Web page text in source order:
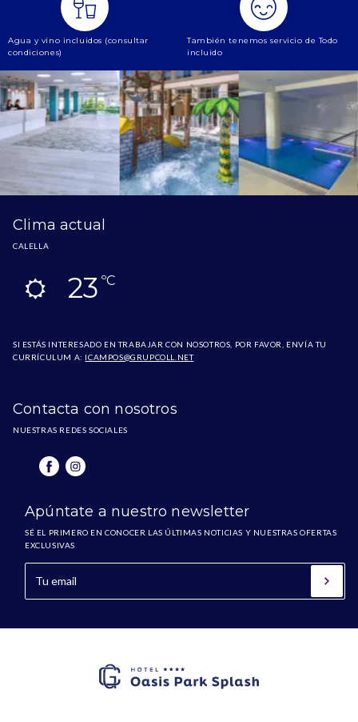
Agua y vino incluidos (consultar
condiciones)
También tenemos servicio de Todo
incluido
Clima actual
CALELLA
23ºC
SI ESTÁS INTERESADO EN TRABAJAR CON NOSOTROS, POR FAVOR, ENVÍA TU
CURRÍCULUM A: ICAMPOS@GRUPCOLL.NET
Contacta con nosotros
NUESTRAS REDES SOCIALES
Apúntate a nuestro newsletter
SÉ EL PRIMERO EN CONOCER LAS ÚLTIMAS NOTICIAS Y NUESTRAS OFERTAS
EXCLUSIVAS